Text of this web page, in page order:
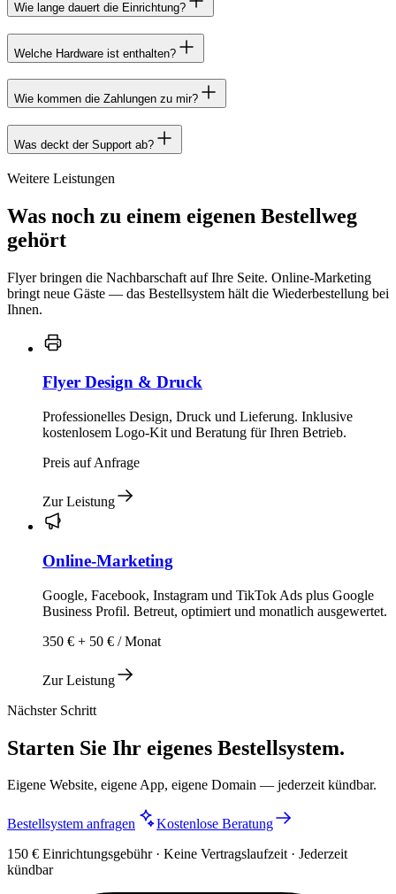
Wie lange dauert die Einrichtung?
Welche Hardware ist enthalten?
Wie kommen die Zahlungen zu mir?
Was deckt der Support ab?
Weitere Leistungen
Was noch zu einem eigenen Bestellweg
gehört
Flyer bringen die Nachbarschaft auf Ihre Seite. Online-Marketing
bringt neue Gäste — das Bestellsystem hält die Wiederbestellung bei
Ihnen.
Flyer Design & Druck
Professionelles Design, Druck und Lieferung. Inklusive
kostenlosem Logo-Kit und Beratung für Ihren Betrieb.
Preis auf Anfrage
Zur Leistung
Online-Marketing
Google, Facebook, Instagram und TikTok Ads plus Google
Business Profil. Betreut, optimiert und monatlich ausgewertet.
350 € + 50 € / Monat
Zur Leistung
Nächster Schritt
Starten Sie Ihr eigenes Bestellsystem.
Eigene Website, eigene App, eigene Domain — jederzeit kündbar.
Bestellsystem anfragen
Kostenlose Beratung
150 € Einrichtungsgebühr · Keine Vertragslaufzeit · Jederzeit
kündbar